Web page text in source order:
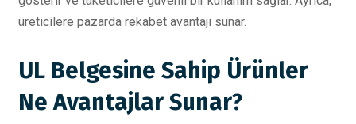
üreticilere pazarda rekabet avantajı sunar.
UL Belgesine Sahip Ürünler
Ne Avantajlar Sunar?